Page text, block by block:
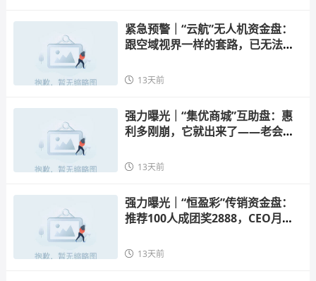
紧急预警｜“云航”无人机资金盘：
跟空域视界一样的套路，已无法提
13天前
强力曝光｜“集优商城”互助盘：惠
利多刚崩，它就出来了——老会员
13天前
强力曝光｜“恒盈彩”传销资金盘：
推荐100人成团奖2888，CEO月薪3
13天前